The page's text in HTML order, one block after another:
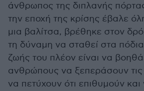
άνθρωπος της διπλανής
την εποχή της κρίσης έβαλε
μια βαλίτσα, βρέθηκε στον
τη δύναμη να σταθεί στα
ζωής του πλέον είναι να
ανθρώπους να ξεπεράσουν τις
να πετύχουν ότι επιθυμούν